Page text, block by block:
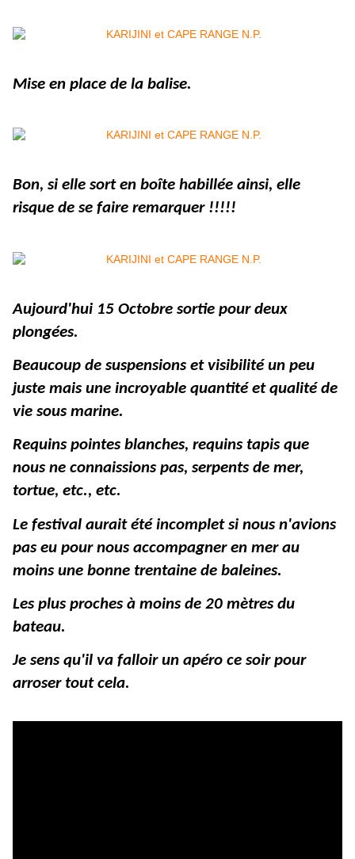
Mise en place de la balise.
Bon, si elle sort en boîte habillée ainsi, elle
risque de se faire remarquer !!!!!
Aujourd'hui 15 Octobre sortie pour deux
plongées.
Beaucoup de suspensions et visibilité un peu
juste mais une incroyable quantité et qualité de
vie sous marine.
Requins pointes blanches, requins tapis que
nous ne connaissions pas, serpents de mer,
tortue, etc., etc.
Le festival aurait été incomplet si nous n'avions
pas eu pour nous accompagner en mer au
moins une bonne trentaine de baleines.
Les plus proches à moins de 20 mètres du
bateau.
Je sens qu'il va falloir un apéro ce soir pour
arroser tout cela.